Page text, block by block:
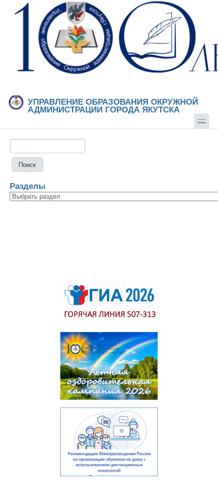
Перейти к основному содержанию
Skip to search
УПРАВЛЕНИЕ ОБРАЗОВАНИЯ ОКРУЖНОЙ
АДМИНИСТРАЦИИ ГОРОДА ЯКУТСКА
Разделы